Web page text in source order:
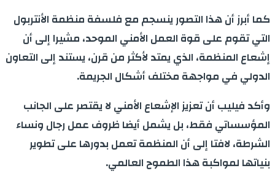
كما أبرز أن هذا التصور ينسجم مع فلسفة منظمة الأنتربول
التي تقوم على قوة العمل الأمني الموحد، مشيرا إلى أن
إشعاع المنظمة، الذي يمتد لأكثر من قرن، يستند إلى التعاون
الدولي في مواجهة مختلف أشكال الجريمة.
وأكد فيليب أن تعزيز الإشعاع الأمني لا يقتصر على الجانب
المؤسساتي فقط، بل يشمل أيضا ظروف عمل رجال ونساء
الشرطة، لافتا إلى أن المنظمة تعمل بدورها على تطوير
بنياتها لمواكبة هذا الطموح العالمي.